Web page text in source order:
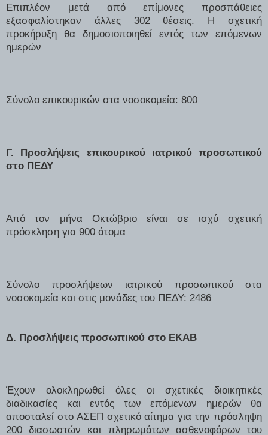
Επιπλέον μετά από επίμονες προσπάθειες
εξασφαλίστηκαν άλλες 302 θέσεις. Η σχετική
προκήρυξη θα δημοσιοποιηθεί εντός των επόμενων
ημερών
Σύνολο επικουρικών στα νοσοκομεία: 800
Γ. Προσλήψεις επικουρικού ιατρικού προσωπικού
στο ΠΕΔΥ
Από τον μήνα Οκτώβριο είναι σε ισχύ σχετική
πρόσκληση για 900 άτομα
Σύνολο προσλήψεων ιατρικού προσωπικού στα
νοσοκομεία και στις μονάδες του ΠΕΔΥ: 2486
Δ. Προσλήψεις προσωπικού στο ΕΚΑΒ
Έχουν ολοκληρωθεί όλες οι σχετικές διοικητικές
διαδικασίες και εντός των επόμενων ημερών θα
αποσταλεί στο ΑΣΕΠ σχετικό αίτημα για την πρόσληψη
200 διασωστών και πληρωμάτων ασθενοφόρων του